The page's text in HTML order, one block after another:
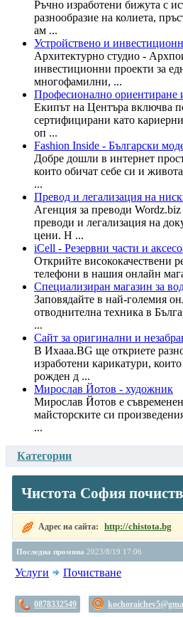
Ръчно изработени бижута с
разнообразие на колиета,
ам ...
Устройствено и
Архитектурно студио -
инвестиционни проекти за
многофамилни, ...
Професионално ориентиране
Екипът на Центъра включва
сертифицирани като
оп ...
Fashion Inside - Български
Добре дошли в интернет
които обичат себе си и
...
Превод и легализация на
Агенция за преводи
преводи и легализация на
цени. Н ...
iCell - Резервни части и
Открийте висококачествени
телефони в нашия онлайн
Специализиран магазин за
Заповядайте в най-големия
отводнителна техника в
...
Сайт за оригинални и
В Ихааа.BG ще откриете
изработени карикатури,
рожден д ...
Мирослав Йотов - художник
Мирослав Йотов е
майсторските си
...
Категории
Чистота София
Адрес на сайта: http://chistota.bg
Последна промяна 2023/8/19 17:06
Услуги Почистване
0878332549